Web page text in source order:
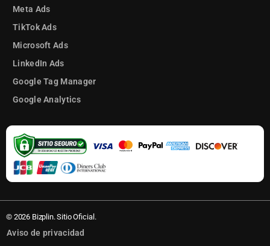
Meta Ads
TikTok Ads
Microsoft Ads
LinkedIn Ads
Google Tag Manager
Google Analytics
© 2026 Bizplin. Sitio Oficial.
Aviso de privacidad